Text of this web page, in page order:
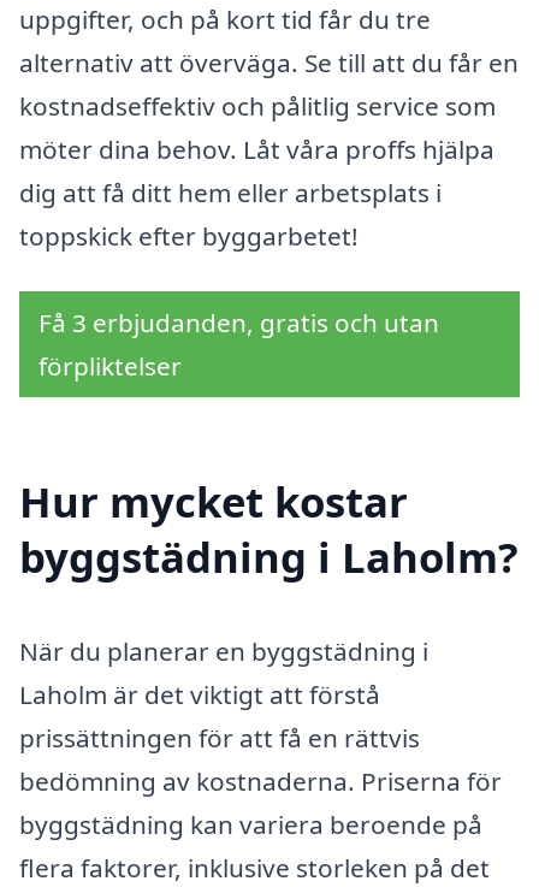
uppgifter, och på kort tid får du tre
alternativ att överväga. Se till att du får en
kostnadseffektiv och pålitlig service som
möter dina behov. Låt våra proffs hjälpa
dig att få ditt hem eller arbetsplats i
toppskick efter byggarbetet!
Få 3 erbjudanden, gratis och utan
förpliktelser
Hur mycket kostar
byggstädning i Laholm?
När du planerar en byggstädning i
Laholm är det viktigt att förstå
prissättningen för att få en rättvis
bedömning av kostnaderna. Priserna för
byggstädning kan variera beroende på
flera faktorer, inklusive storleken på det